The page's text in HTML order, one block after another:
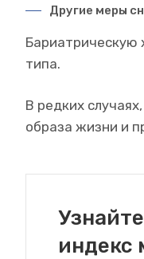
Другие меры
Бариатрическую
типа.
В редких
образа жизни и
индекс